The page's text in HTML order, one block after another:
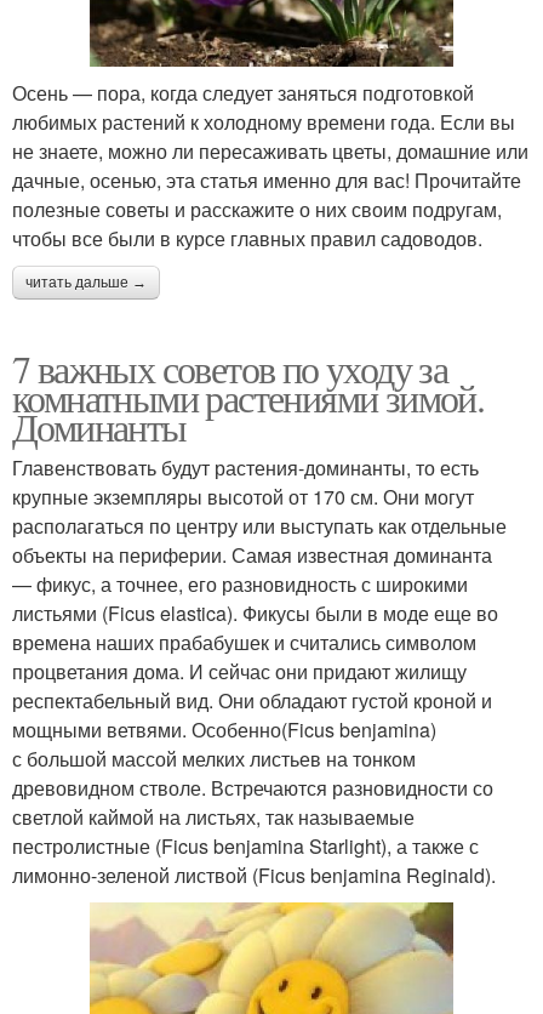
Осень — пора, когда следует заняться подготовкой
любимых растений к холодному времени года. Если вы
не знаете, можно ли пересаживать цветы, домашние или
дачные, осенью, эта статья именно для вас! Прочитайте
полезные советы и расскажите о них своим подругам,
чтобы все были в курсе главных правил садоводов.
читать дальше →
7 важных советов по уходу за
комнатными растениями зимой.
Доминанты
Главенствовать будут растения-доминанты, то есть
крупные экземпляры высотой от 170 см. Они могут
располагаться по центру или выступать как отдельные
объекты на периферии. Самая известная доминанта
— фикус, а точнее, его разновидность с широкими
листьями (Ficus elastica). Фикусы были в моде еще во
времена наших прабабушек и считались символом
процветания дома. И сейчас они придают жилищу
респектабельный вид. Они обладают густой кроной и
мощными ветвями. Особенно(Ficus benjamina)
с большой массой мелких листьев на тонком
древовидном стволе. Встречаются разновидности со
светлой каймой на листьях, так называемые
пестролистные (Ficus benjamina Starlight), а также с
лимонно-зеленой листвой (Ficus benjamina Reginald).